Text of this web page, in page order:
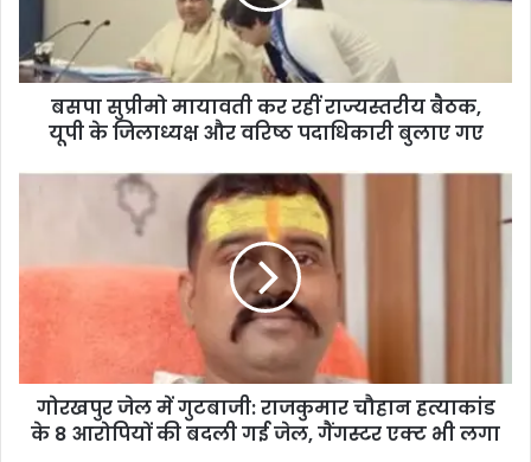
बसपा सुप्रीमो मायावती कर रहीं राज्यस्तरीय बैठक,
यूपी के जिलाध्यक्ष और वरिष्ठ पदाधिकारी बुलाए गए
गोरखपुर जेल में गुटबाजी: राजकुमार चौहान हत्याकांड
के 8 आरोपियों की बदली गई जेल, गैंगस्टर एक्ट भी लगा